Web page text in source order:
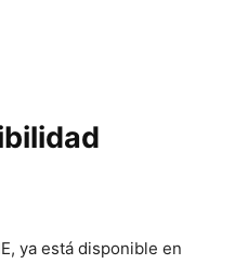
ya está disponible en